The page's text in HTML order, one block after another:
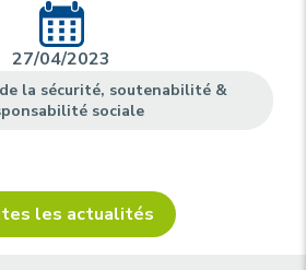
27/04/2023
la sécurité, soutenabilité &
sociale
les actualités